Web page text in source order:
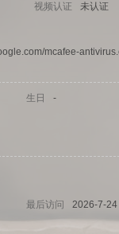
视频认证 未认证
mcafee-
生日 -
最后访问
2026-7-